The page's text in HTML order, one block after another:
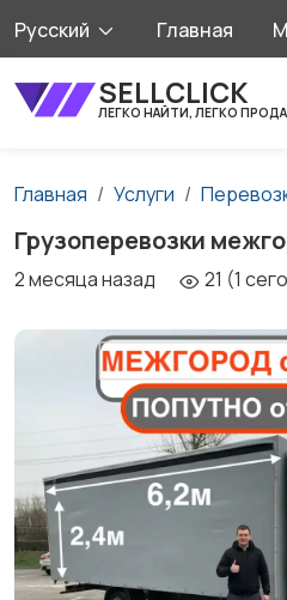
Русский Главная
SELLCLICK
ЛЕГКО НАЙТИ, ЛЕГКО
Главная Услуги
Грузоперевозки
2 месяца назад 21 (1